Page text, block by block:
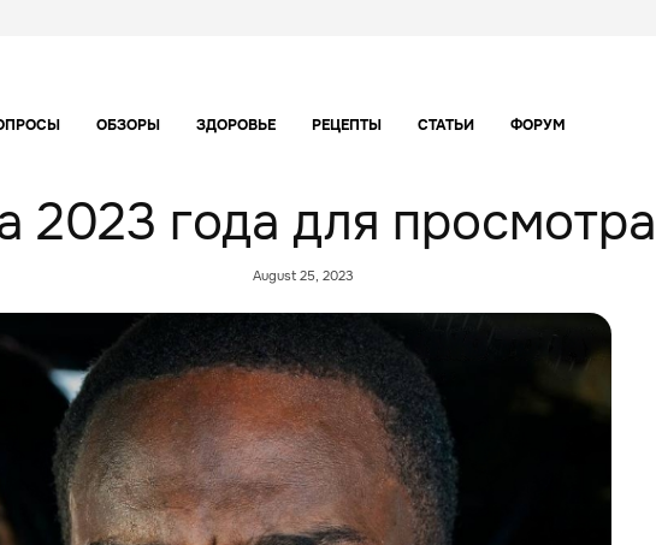
ОБЗОРЫ ЗДОРОВЬЕ РЕЦЕПТЫ СТАТЬИ ФОРУМ
2023 года для
August 25, 2023